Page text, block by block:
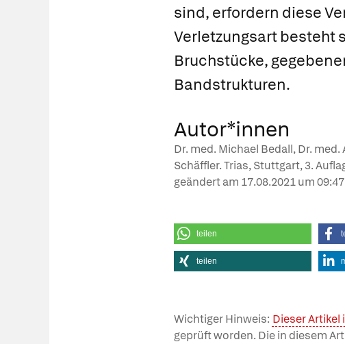
sind, erfordern diese
Verletzungsart besteht
Bruchstücke,
Bandstrukturen.
Autor*innen
Dr. med. Michael Bedall, Dr.
Schäffler. Trias, Stuttgart, 3.
geändert am 17.08.2021um
teilen
teilen
Wichtiger Hinweis: Dieser
geprüft worden. Die in diesem